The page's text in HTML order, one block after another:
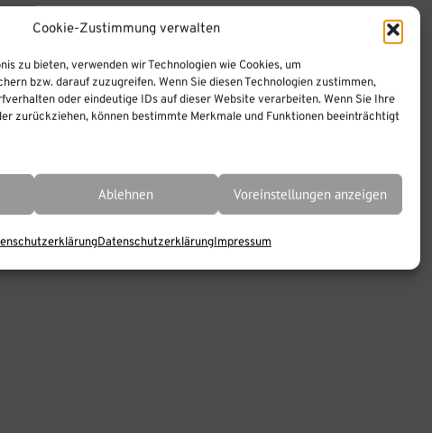
Cookie-Zustimmung verwalten
zu bieten, verwenden wir Technologien wie Cookies, um
bzw. darauf zuzugreifen. Wenn Sie diesen Technologien zustimmen,
oder eindeutige IDs auf dieser Website verarbeiten. Wenn Sie Ihre
zurückziehen, können bestimmte Merkmale und Funktionen beeinträchtigt
Ablehnen Voreinstellungen anzeigen
DatenschutzerklärungImpressum
mit BigBlueButton FAQ, Präsentation